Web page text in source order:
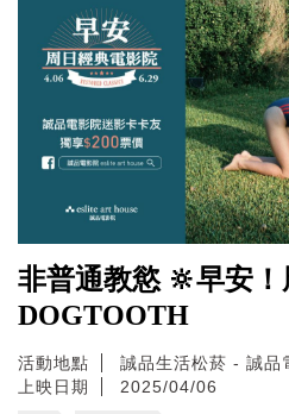
非普通教慾 🔆早安
DOGTOOTH
活動地點
誠品生活松菸 - 誠品
上映日期
2025/04/06